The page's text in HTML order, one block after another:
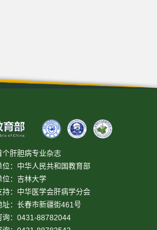
个肝胆病专业杂志
位：中华人民共和国教育部
位：吉林大学
持：中华医学会肝病学分会
址：长春市新疆街461号
询：0431-88782044